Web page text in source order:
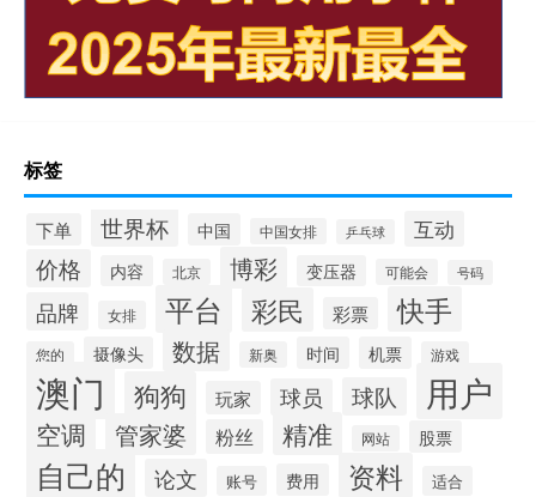
标签
下单 世界杯 中国 中国女排 乒乓球 互动
价格 内容 北京 博彩 变压器 可能会 号码
品牌 女排 平台 彩民 彩票 快手
您的 摄像头 数据 新奥 时间 机票 游戏
澳门 狗狗 玩家 球员 球队 用户
空调 管家婆 粉丝 精准 网站 股票
自己的 论文 账号 费用 资料 适合